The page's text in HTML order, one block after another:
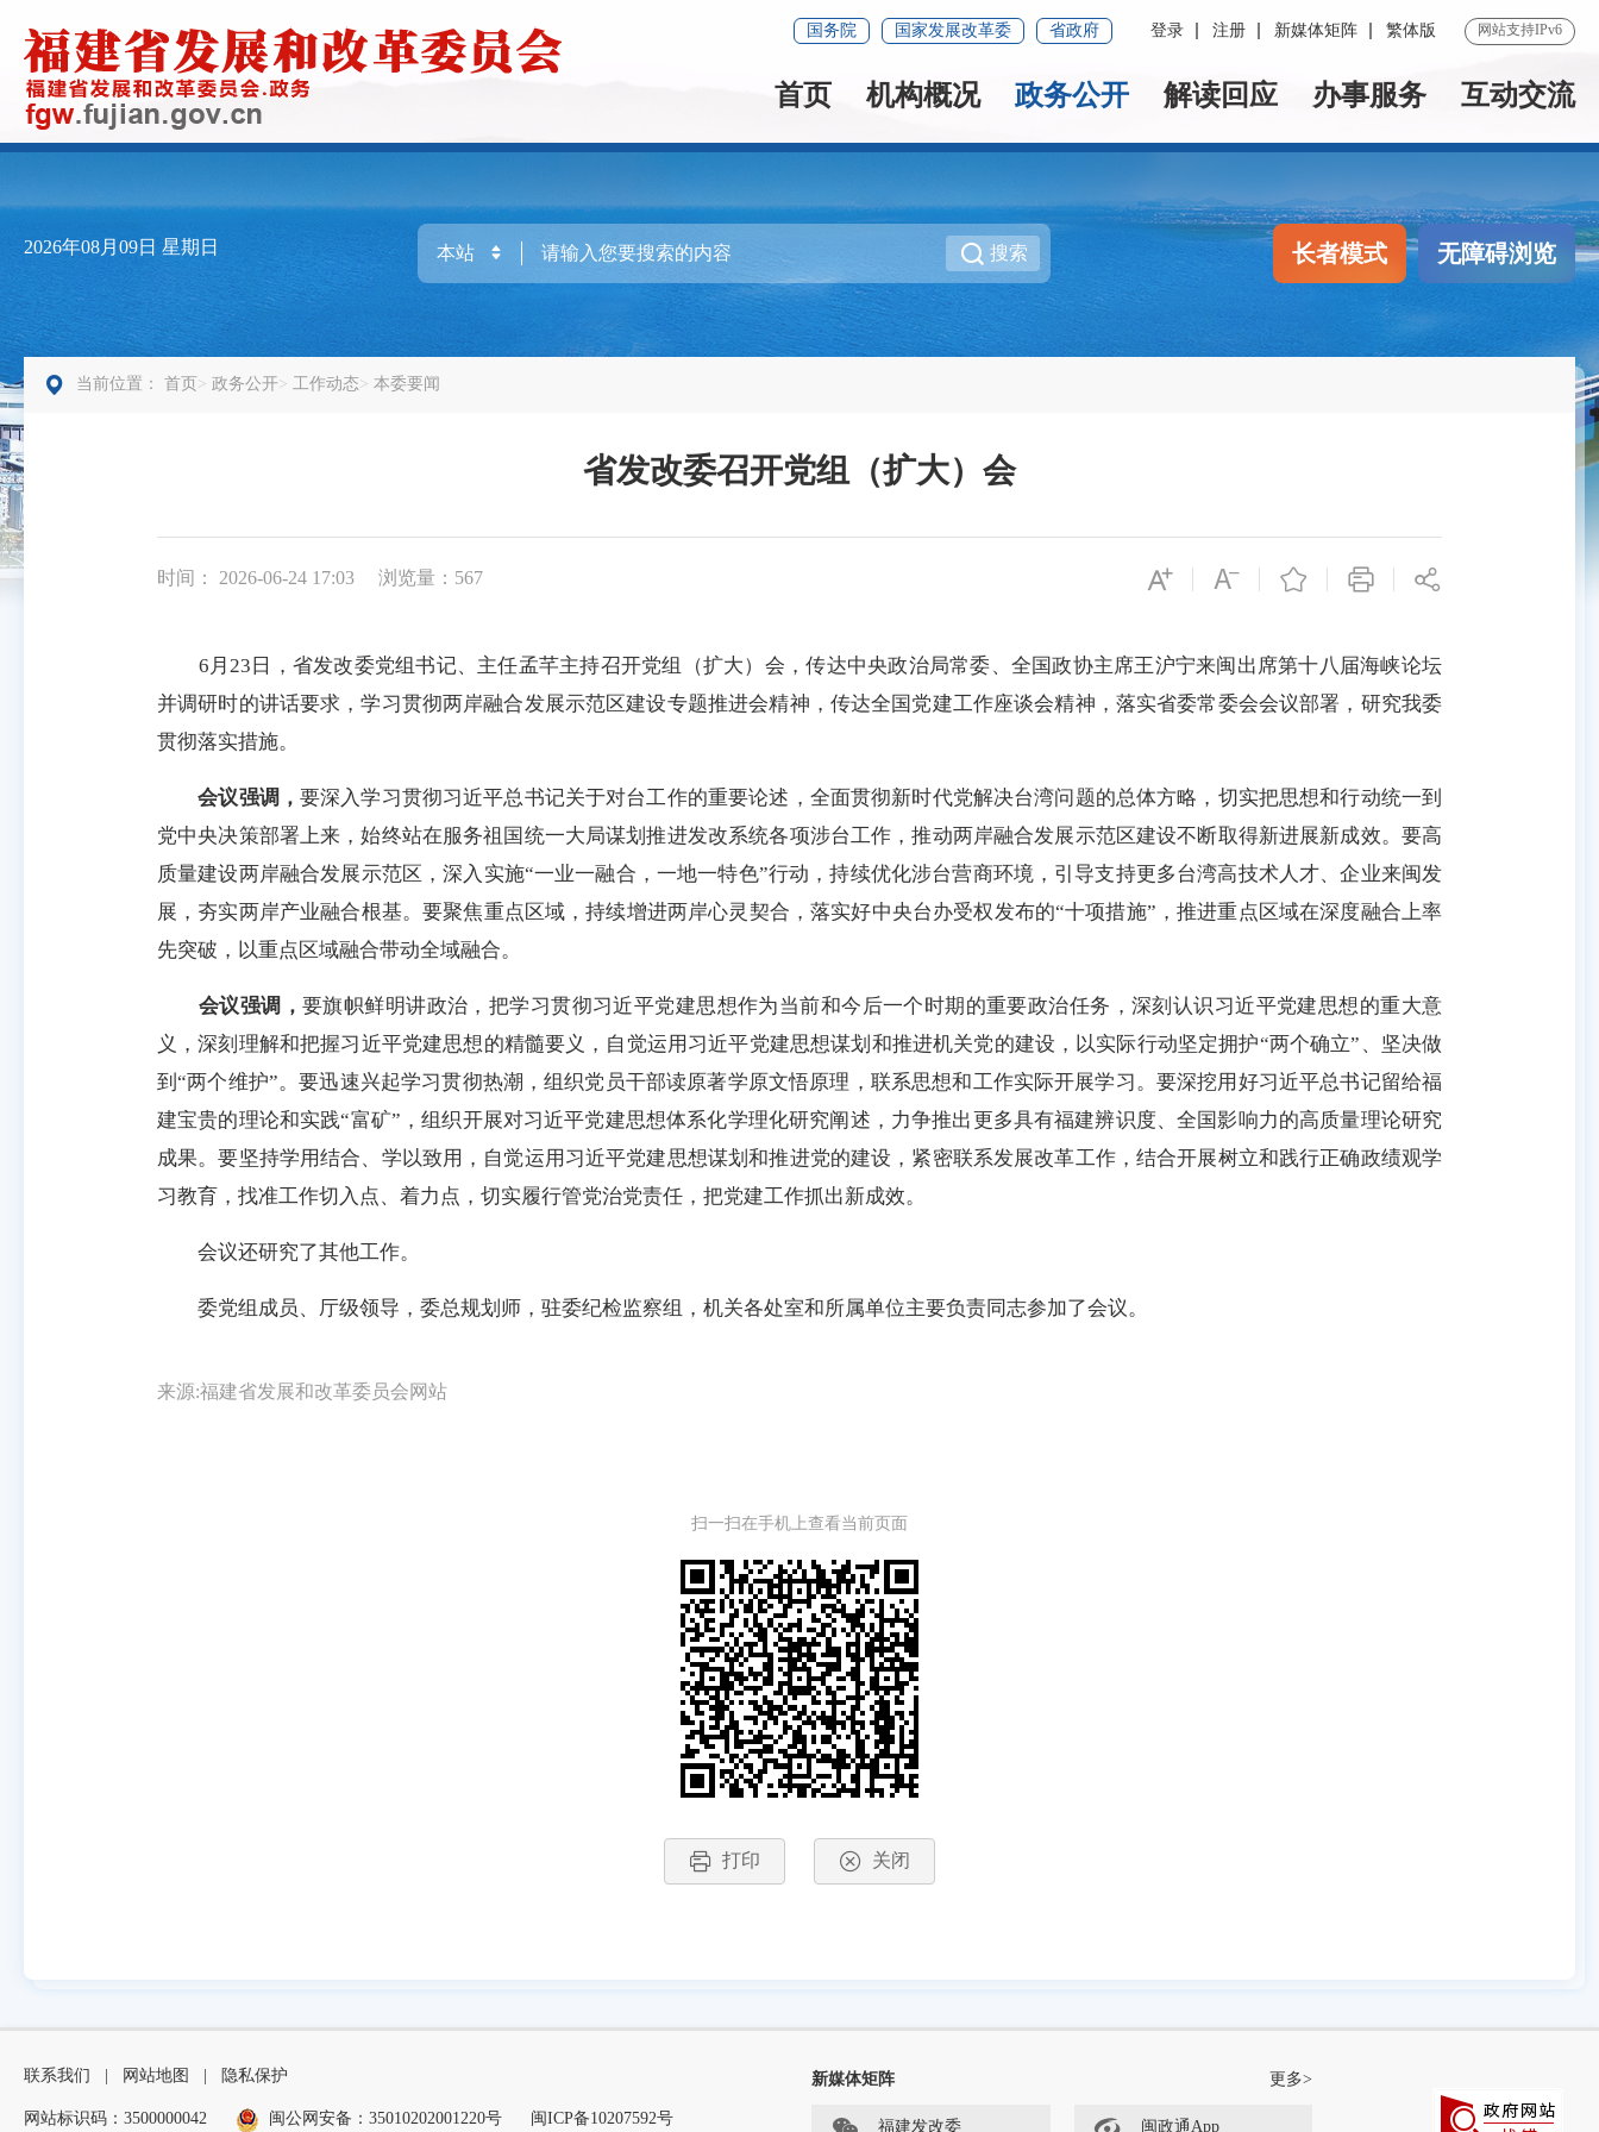
国务院 国家发展改革委 省政府 登录 注册 新媒体矩阵 繁体版 网站支持IPv6
首页 机构概况 政务公开 解读回应 办事服务 互动交流
2026年08月09日 星期日 搜索 长者模式 无障碍浏览
当前位置： 首页 政务公开 工作动态 本委要闻
省发改委召开党组（扩大）会
时间： 2026-06-24 17:03 浏览量：567
6月23日，省发改委党组书记、主任孟芊主持召开党组（扩大）会，传达中央政治局常委、全国政协主席王沪宁来闽出席第十八届海峡论坛
并调研时的讲话要求，学习贯彻两岸融合发展示范区建设专题推进会精神，传达全国党建工作座谈会精神，落实省委常委会会议部署，研究我委
贯彻落实措施。
会议强调，要深入学习贯彻习近平总书记关于对台工作的重要论述，全面贯彻新时代党解决台湾问题的总体方略，切实把思想和行动统一到
党中央决策部署上来，始终站在服务祖国统一大局谋划推进发改系统各项涉台工作，推动两岸融合发展示范区建设不断取得新进展新成效。要高
质量建设两岸融合发展示范区，深入实施“一业一融合，一地一特色”行动，持续优化涉台营商环境，引导支持更多台湾高技术人才、企业来闽发
展，夯实两岸产业融合根基。要聚焦重点区域，持续增进两岸心灵契合，落实好中央台办受权发布的“十项措施”，推进重点区域在深度融合上率
先突破，以重点区域融合带动全域融合。
会议强调， 要旗帜鲜明讲政治，把学习贯彻习近平党建思想作为当前和今后一个时期的重要政治任务，深刻认识习近平党建思想的重大意
义，深刻理解和把握习近平党建思想的精髓要义，自觉运用习近平党建思想谋划和推进机关党的建设，以实际行动坚定拥护“两个确立”、坚决做
到“两个维护”。要迅速兴起学习贯彻热潮，组织党员干部读原著学原文悟原理，联系思想和工作实际开展学习。要深挖用好习近平总书记留给福
建宝贵的理论和实践“富矿”，组织开展对习近平党建思想体系化学理化研究阐述，力争推出更多具有福建辨识度、全国影响力的高质量理论研究
成果。要坚持学用结合、学以致用，自觉运用习近平党建思想谋划和推进党的建设，紧密联系发展改革工作，结合开展树立和践行正确政绩观学
习教育，找准工作切入点、着力点，切实履行管党治党责任，把党建工作抓出新成效。
会议还研究了其他工作。
委党组成员、厅级领导，委总规划师，驻委纪检监察组，机关各处室和所属单位主要负责同志参加了会议。
来源:福建省发展和改革委员会网站
扫一扫在手机上查看当前页面
打印 关闭
联系我们 网站地图 隐私保护
网站标识码：3500000042 闽公网安备：35010202001220号 闽ICP备10207592号
新媒体矩阵 更多>
福建发改委 闽政通App